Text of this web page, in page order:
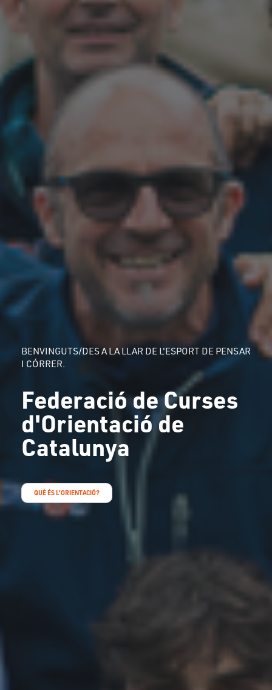
BENVINGUTS/DES A LA LLAR DE L'ESPORT DE PENSAR
I CÓRRER.
Federació de Curses
d'Orientació de
Catalunya
QUÈ ÉS L'ORIENTACIÓ?